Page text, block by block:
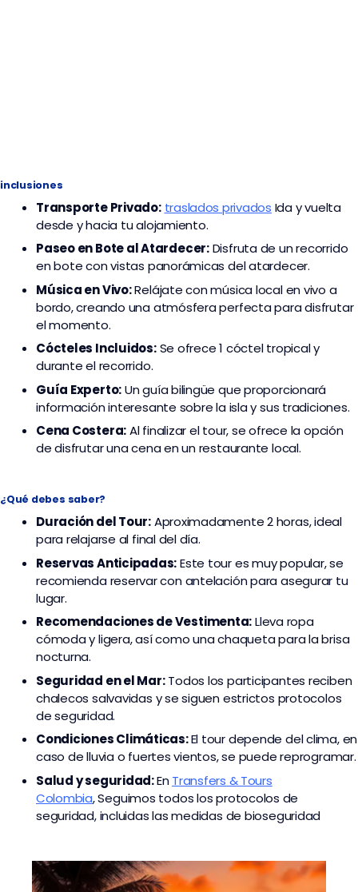
inclusiones
TransportePrivado: traslados privados Ida y vuelta
desde y hacia tu alojamiento.
Paseo en Bote al Atardecer:Disfruta de un recorrido
en bote con vistas panorámicas del atardecer.
Música en Vivo:Relájate con música local en vivo a
bordo, creando una atmósfera perfecta para disfrutar
el momento.
Cócteles Incluidos:Se ofrece 1 cóctel tropical y
durante el recorrido.
Guía Experto:Un guía bilingüe que proporcionará
información interesante sobre la isla y sus tradiciones.
Cena Costera:Al finalizar el tour, se ofrece la opción
de disfrutar una cena en un restaurante local.
¿Qué debes saber?
Duración del Tour:Aproximadamente 2 horas, ideal
para relajarse al final del día.
Reservas Anticipadas:Este tour es muy popular, se
recomienda reservar con antelación para asegurar tu
lugar.
Recomendaciones de Vestimenta:Lleva ropa
cómoda y ligera, así como una chaqueta para la brisa
nocturna.
Seguridad en el Mar:Todos los participantes reciben
chalecos salvavidas y se siguen estrictos protocolos
de seguridad.
Condiciones Climáticas:El tour depende del clima, en
caso de lluvia o fuertes vientos, se puede reprogramar.
Salud y seguridad:EnTransfers & Tours
Colombia,Seguimos todos los protocolos de
seguridad, incluidas las medidas de bioseguridad